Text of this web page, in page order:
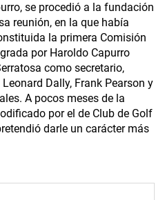
se procedió a la fundación
reunión, en la que había
la primera Comisión
por Haroldo Capurro
como secretario,
Dally, Frank Pearson y
A pocos meses de la
por el de Club de Golf
darle un carácter más